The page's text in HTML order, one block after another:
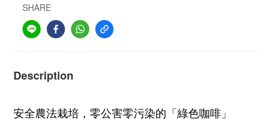
SHARE
Description
安全農法栽培，零公害零污染的「綠色咖啡」